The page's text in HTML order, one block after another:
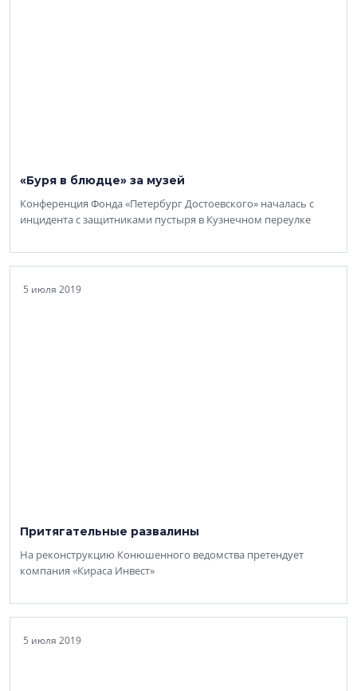
«Буря в блюдце» за музей
Конференция Фонда «Петербург Достоевского» началась с
инцидента с защитниками пустыря в Кузнечном переулке
5 июля 2019
Притягательные развалины
На реконструкцию Конюшенного ведомства претендует
компания «Кираса Инвест»
5 июля 2019